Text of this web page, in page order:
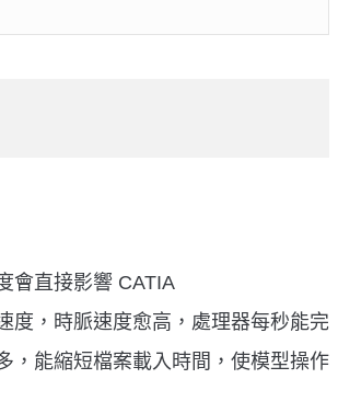
會直接影響 CATIA
度，時脈速度愈高，處理器每秒能完
，能縮短檔案載入時間，使模型操作